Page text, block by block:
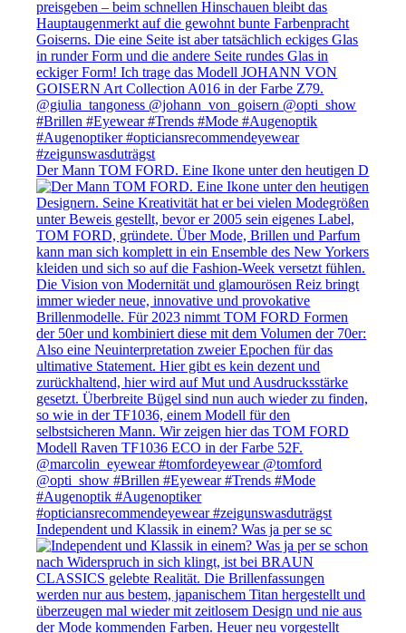
Der Mann TOM FORD. Eine Ikone unter den heutigen D
Independent und Klassik in einem? Was ja per se sc